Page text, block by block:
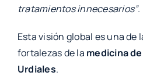
tratamientos innecesarios”.
Esta visión global es una de
fortalezas de la medicina
Urdiales.